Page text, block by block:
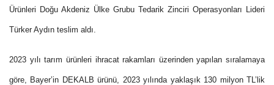
Ürünleri Doğu Akdeniz Ülke Grubu Tedarik Zinciri Operasyonları Lideri
Türker Aydın teslim aldı.
2023 yılı tarım ürünleri ihracat rakamları üzerinden yapılan sıralamaya
göre, Bayer’in DEKALB ürünü, 2023 yılında yaklaşık 130 milyon TL’lik